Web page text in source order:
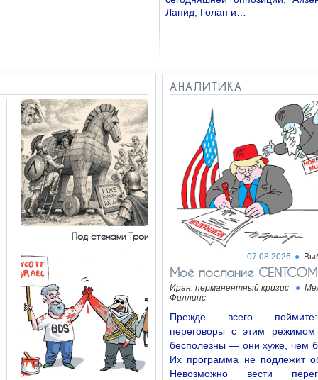
Лапид, Голан и…
Под стенами Трои
АНАЛИТИКА
07.08.2026
Моё послание CENTCOM
Иран: перманентный кризис
Филлипс
Прежде всего
переговоры с этим
бесполезны — они хуже, чем
Их программа не подлежит
Невозможно вести